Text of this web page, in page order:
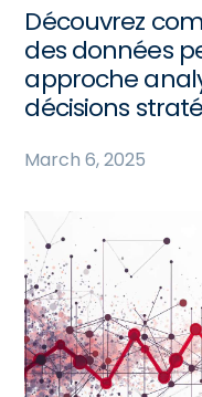
Découvrez
des données
approche
décisions
March 6, 2025